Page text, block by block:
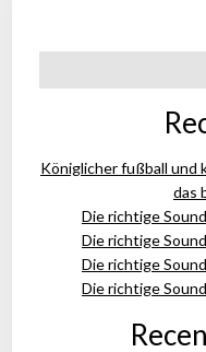
Königlicher fußball und
das
Die richtige
Die richtige
Die richtige
Die richtige